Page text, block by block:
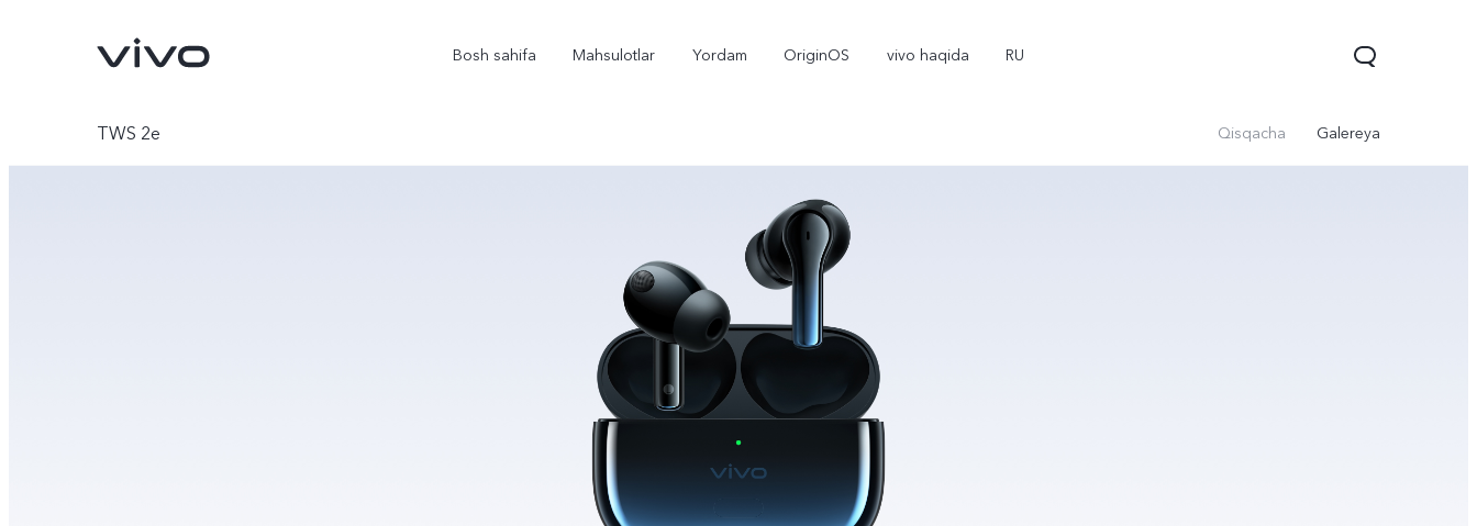
Bosh sahifa Mahsulotlar Yordam OriginOS vivo haqida RU
TWS 2e Qisqacha Galereya